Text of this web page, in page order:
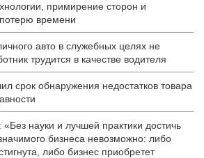
примирение сторон и
времени
авто в служебных целях не
трудится в качестве водителя
срок обнаружения недостатков товара
науки и лучшей практики достичь
бизнеса невозможно: либо
либо бизнес приобретет